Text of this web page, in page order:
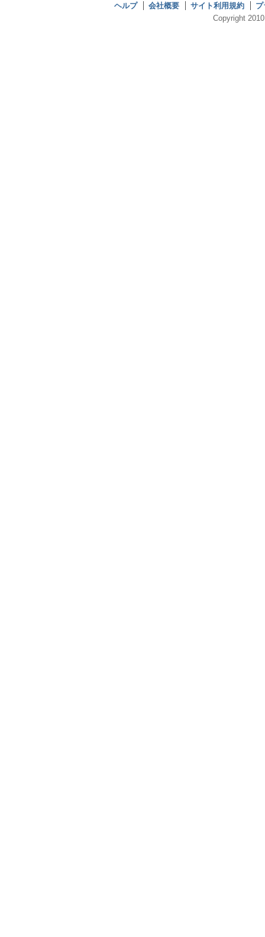
ヘルプ 会社概要 サイト利用規約
Copyright